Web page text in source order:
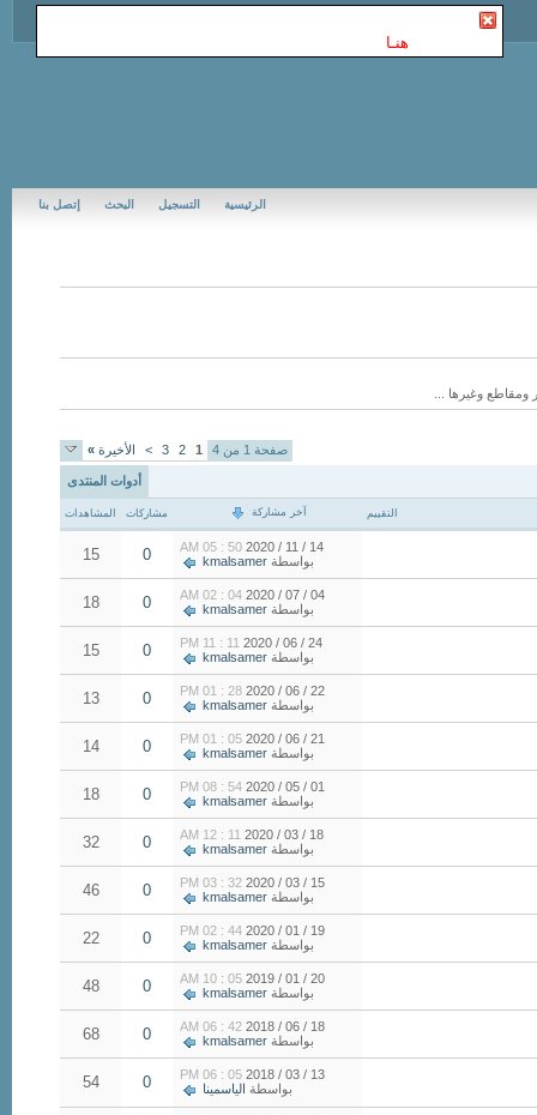
هنـا
إتصل بنا البحث التسجيل الرئيسية
ومقاطع وغيرها ...
صفحة 1 من 4 1
2
3
> الأخيرة »
أدوات المنتدى
التقييم آخر مشاركة مشاركات المشاهدات
14 / 11 / 2020
50 : 05 AM
بواسطة kmalsamer
0
15
04 / 07 / 2020
04 : 02 AM
بواسطة kmalsamer
0
18
24 / 06 / 2020
11 : 11 PM
بواسطة kmalsamer
0
15
22 / 06 / 2020
28 : 01 PM
بواسطة kmalsamer
0
13
21 / 06 / 2020
05 : 01 PM
بواسطة kmalsamer
0
14
01 / 05 / 2020
54 : 08 PM
بواسطة kmalsamer
0
18
18 / 03 / 2020
11 : 12 AM
بواسطة kmalsamer
0
32
15 / 03 / 2020
32 : 03 PM
بواسطة kmalsamer
0
46
19 / 01 / 2020
44 : 02 PM
بواسطة kmalsamer
0
22
20 / 01 / 2019
05 : 10 AM
بواسطة kmalsamer
0
48
18 / 06 / 2018
42 : 06 AM
بواسطة kmalsamer
0
68
13 / 03 / 2018
05 : 06 PM
بواسطة الياسمينا 0
54